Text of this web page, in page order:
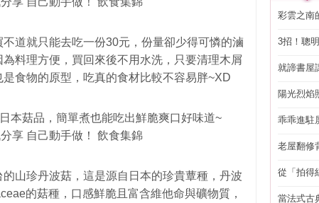
道就只能去吃一份30元，份量卻少得可憐的滷
料理方便，買回來後不用水洗，只要清理木屑
食物的原型，吃真的食材比較不容易胖~XD
山珍丹波菇，這是源自日本的珍貴蕈種， 丹波
的菇種 ，口感鮮脆且富含維他命與礦物質，
彩雲之南
3招！聰
就諦書屋
陽光烈焰
乖乖進駐
老屋翻修
從「拍得
當法式古